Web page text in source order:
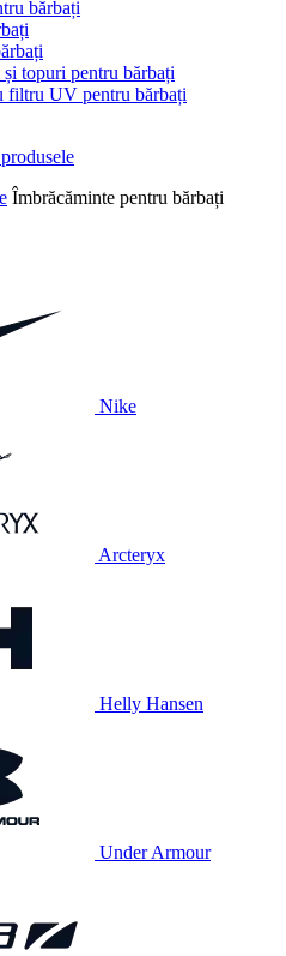
bărbați
topuri pentru bărbați
filtru UV pentru bărbați
Îmbrăcăminte pentru bărbați
Nike
Arcteryx
Helly Hansen
Under Armour